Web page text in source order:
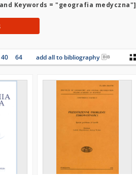
Keywords = "geografia medyczna"]
40 64 add all to bibliography